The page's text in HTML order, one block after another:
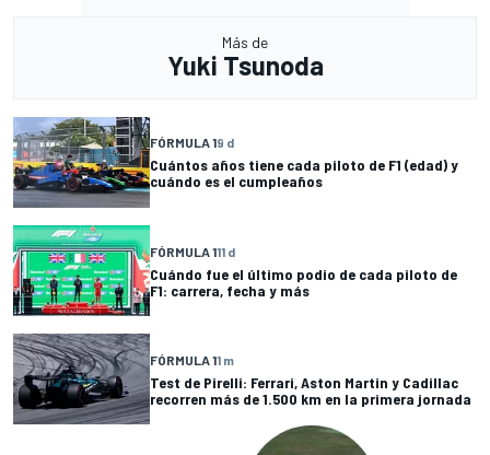
Más de
Yuki Tsunoda
FÓRMULA 19 d
Cuántos años tiene cada piloto de F1 (edad) y
cuándo es el cumpleaños
FÓRMULA 111 d
Cuándo fue el último podio de cada piloto de
F1: carrera, fecha y más
FÓRMULA 11 m
Test de Pirelli: Ferrari, Aston Martin y Cadillac
recorren más de 1.500 km en la primera jornada